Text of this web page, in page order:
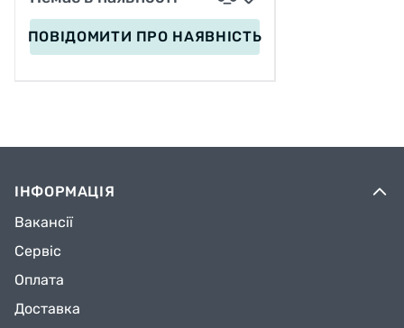
ПОВІДОМИТИ ПРО НАЯВНІСТЬ
ІНФОРМАЦІЯ
Вакансії
Сервіс
Оплата
Доставка